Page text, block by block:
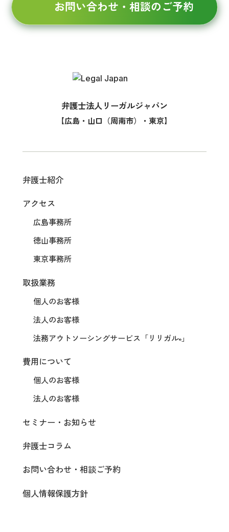
お問い合わせ・相談のご予約
弁護士法人リーガルジャパン
【広島・山口（周南市）・東京】
弁護士紹介
アクセス
広島事務所
徳山事務所
東京事務所
取扱業務
個人のお客様
法人のお客様
法務アウトソーシングサービス 「リリガル® 」
費用について
個人のお客様
法人のお客様
セミナー・お知らせ
弁護士コラム
お問い合わせ・相談ご予約
個人情報保護方針